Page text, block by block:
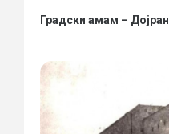
Градски амам – Дојран